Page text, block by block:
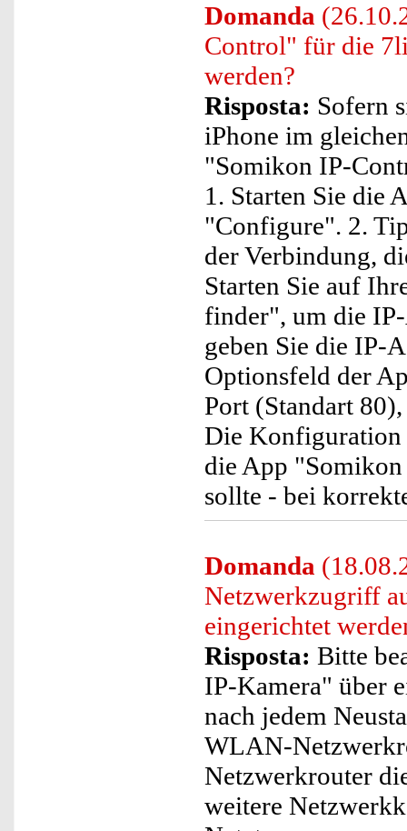
Domanda
Control" für die
werden?
Risposta: Sofern
iPhone im
"Somikon IP-
1. Starten Sie die
"Configure". 2.
der Verbindung,
Starten Sie auf
finder", um die
geben Sie die IP-
Optionsfeld der
Port (Standart
Die Konfiguration
die App
sollte - bei
Domanda
Netzwerkzugriff
eingerichtet
Risposta: Bitte
IP-Kamera" über
nach jedem
WLAN-
Netzwerkrouter
weitere